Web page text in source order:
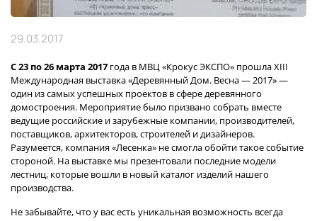
29.03.2017
С 23 по 26 марта 2017 года в МВЦ «Крокус ЭКСПО» прошла XIII
Международная выставка «Деревянный Дом. Весна — 2017» —
один из самых успешных проектов в сфере деревянного
домостроения. Мероприятие было призвано собрать вместе
ведущие российские и зарубежные компании, производителей,
поставщиков, архитекторов, строителей и дизайнеров.
Разумеется, компания «Лесенка» не смогла обойти такое событие
стороной. На выставке мы презентовали последние модели
лестниц, которые вошли в новый каталог изделий нашего
производства.
Не забывайте, что у вас есть уникальная возможность всегда